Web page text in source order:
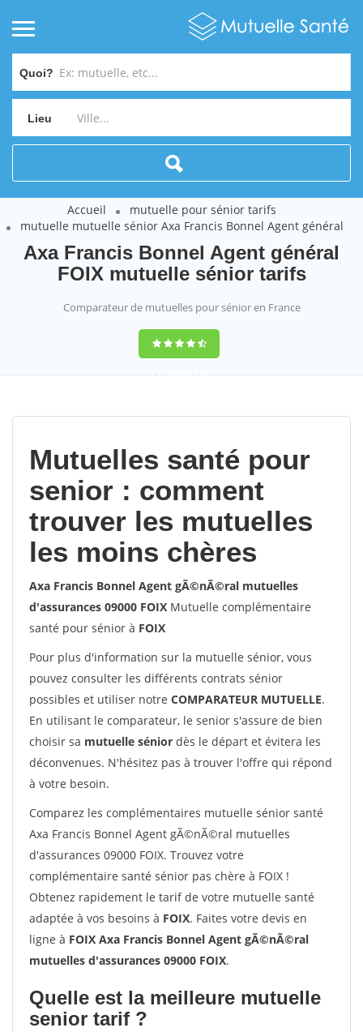
Quoi?
Lieu
Accueil
mutuelle pour sénior tarifs
mutuelle mutuelle sénior Axa Francis Bonnel Agent général
Axa Francis Bonnel Agent général
FOIX mutuelle sénior tarifs
Comparateur de mutuelles pour sénior en France
9,2(100%)452
Mutuelles santé pour
senior : comment
trouver les mutuelles
les moins chères
Axa Francis Bonnel Agent gÃ©nÃ©ral mutuelles
d'assurances 09000 FOIX Mutuelle complémentaire
santé pour sénior à FOIX
Pour plus d'information sur la mutuelle sénior, vous
pouvez consulter les différents contrats sénior
possibles et utiliser notre COMPARATEUR MUTUELLE.
En utilisant le comparateur, le senior s'assure de bien
choisir sa mutuelle sénior dès le départ et évitera les
déconvenues. N'hésitez pas à trouver l'offre qui répond
à votre besoin.
Comparez les complémentaires mutuelle sénior santé
Axa Francis Bonnel Agent gÃ©nÃ©ral mutuelles
d'assurances 09000 FOIX. Trouvez votre
complémentaire santé sénior pas chère à FOIX !
Obtenez rapidement le tarif de votre mutuelle santé
adaptée à vos besoins à FOIX. Faites votre devis en
ligne à FOIX Axa Francis Bonnel Agent gÃ©nÃ©ral
mutuelles d'assurances 09000 FOIX.
Quelle est la meilleure mutuelle
senior tarif ?